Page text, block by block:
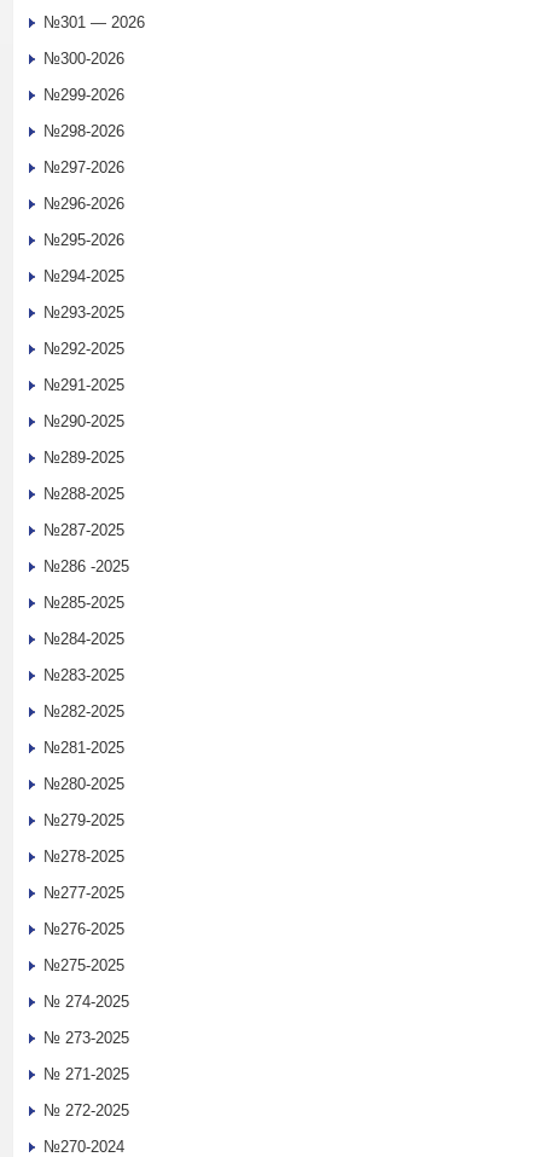
№301 — 2026
№300-2026
№299-2026
№298-2026
№297-2026
№296-2026
№295-2026
№294-2025
№293-2025
№292-2025
№291-2025
№290-2025
№289-2025
№288-2025
№287-2025
№286 -2025
№285-2025
№284-2025
№283-2025
№282-2025
№281-2025
№280-2025
№279-2025
№278-2025
№277-2025
№276-2025
№275-2025
№ 274-2025
№ 273-2025
№ 271-2025
№ 272-2025
№270-2024